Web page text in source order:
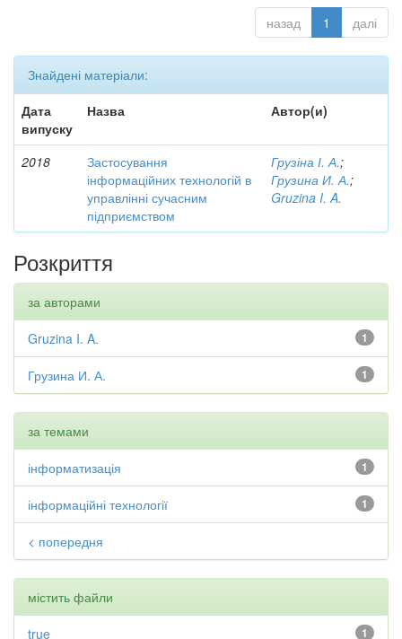
назад 1 далі
Знайдені матеріали:
Дата
випуску
Назва Автор(и)
2018
Застосування
інформаційних технологій в
управлінні сучасним
підприємством
Грузіна І. А.;
Грузина И. А.;
Gruzina I. A.
Розкриття
за авторами
1
Gruzina I. A.
1
Грузина И. А.
за темами
1
інформатизація
1
інформаційні технології
< попередня
містить файли
1
true